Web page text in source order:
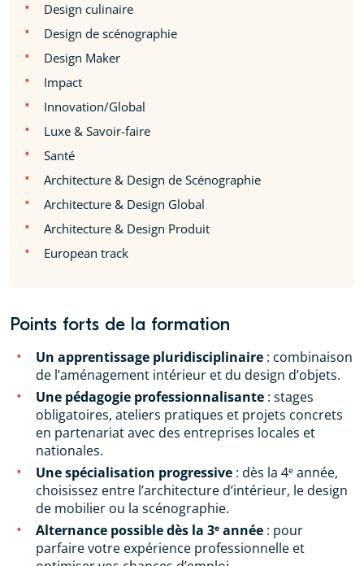
Design culinaire
Design de scénographie
Design Maker
Impact
Innovation/Global
Luxe & Savoir-faire
Santé
Architecture & Design de Scénographie
Architecture & Design Global
Architecture & Design Produit
European track
Points forts de la formation
Un apprentissage pluridisciplinaire : combinaison
de l’aménagement intérieur et du design d’objets.
Une pédagogie professionnalisante : stages
obligatoires, ateliers pratiques et projets concrets
en partenariat avec des entreprises locales et
nationales.
Une spécialisation progressive : dès la 4ᵉ année,
choisissez entre l’architecture d’intérieur, le design
de mobilier ou la scénographie.
Alternance possible dès la 3ᵉ année : pour
parfaire votre expérience professionnelle et